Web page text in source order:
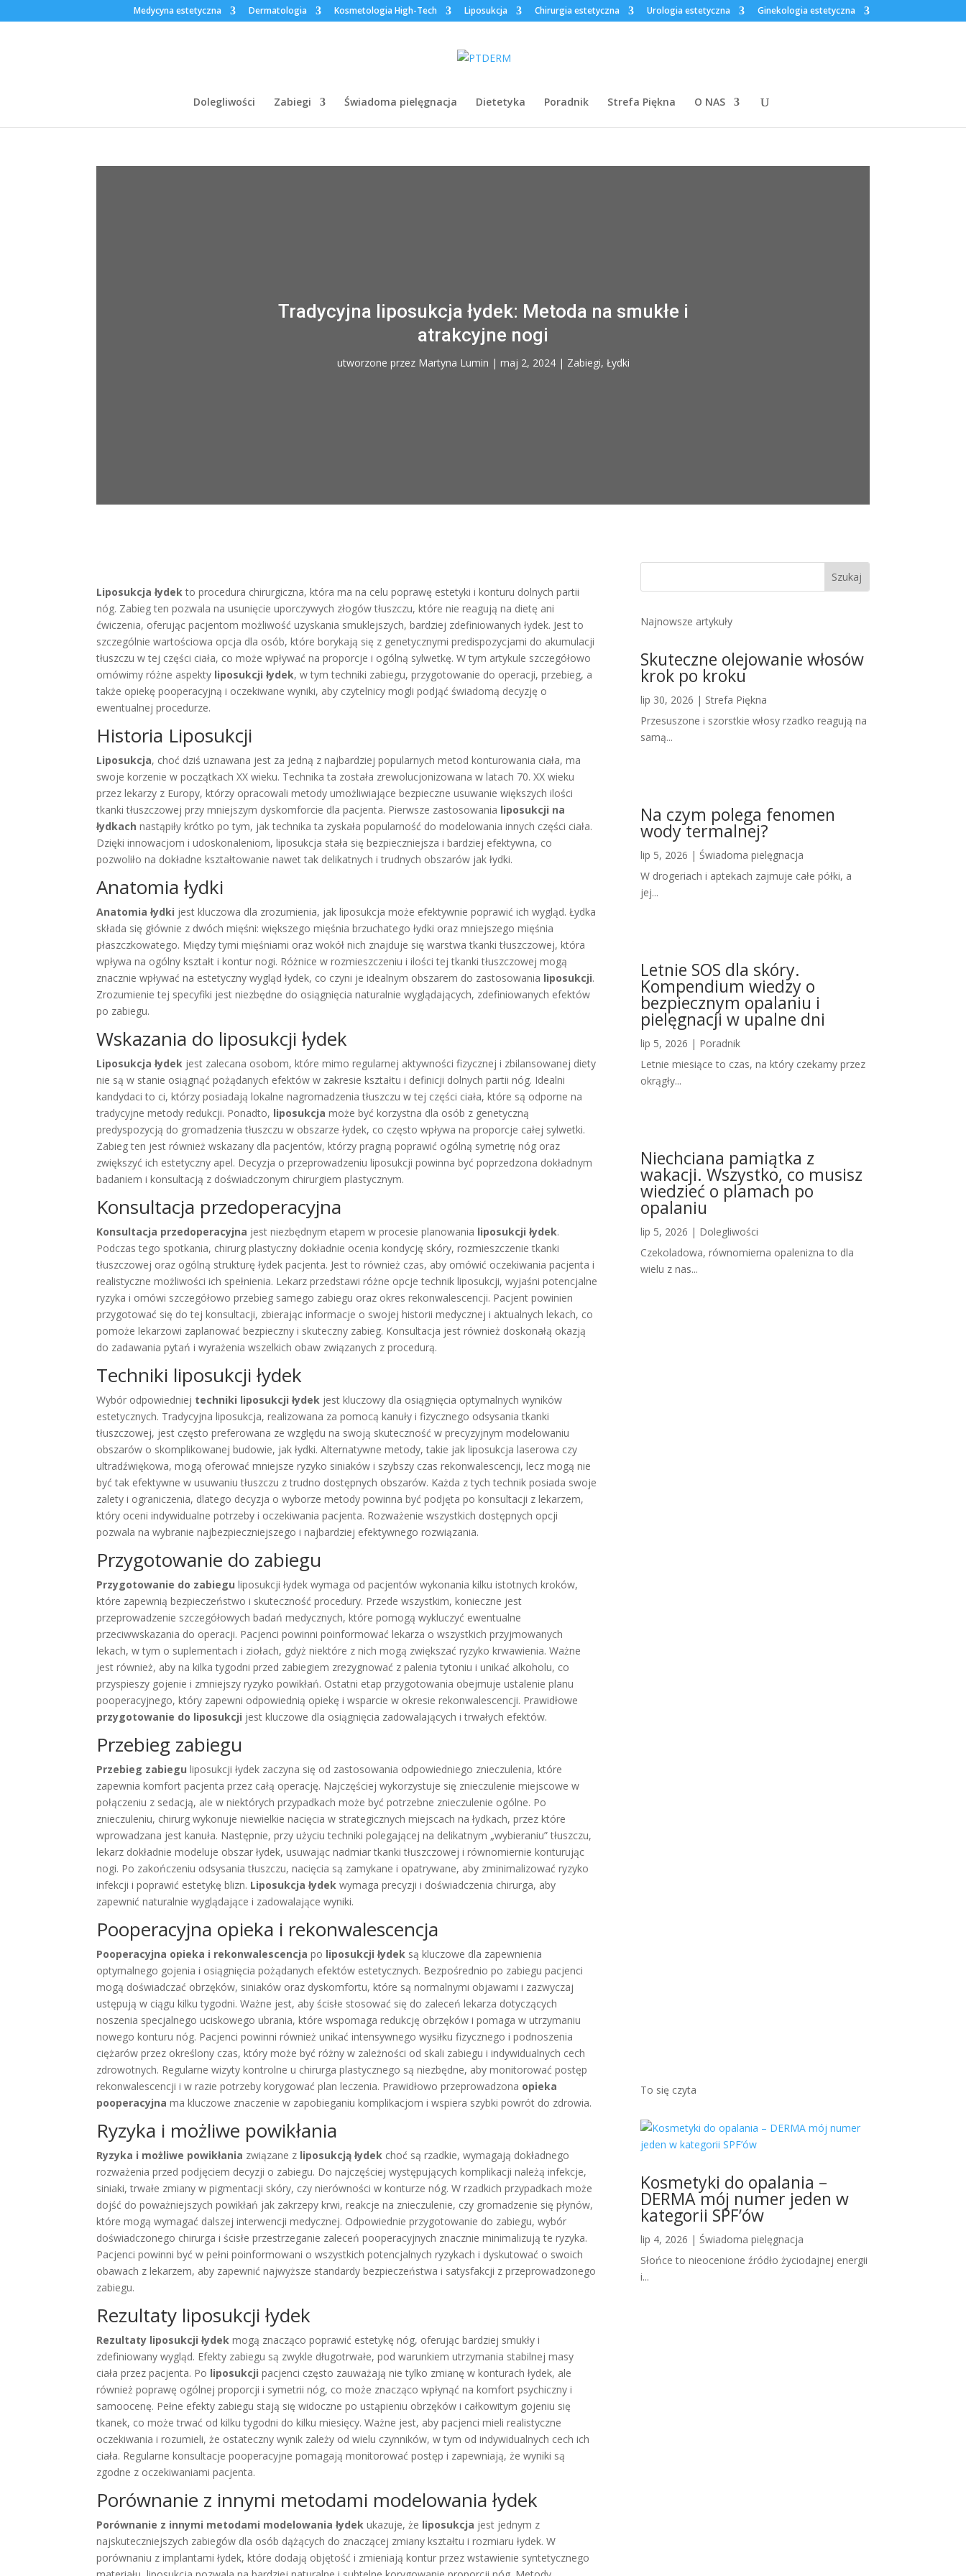
Medycyna estetyczna Dermatologia Kosmetologia High-Tech Liposukcja Chirurgia estetyczna Urologia estetyczna Ginekologia estetyczna
Dolegliwości Zabiegi Świadoma pielęgnacja Dietetyka Poradnik Strefa Piękna O NAS
Tradycyjna liposukcja łydek: Metoda na smukłe i
atrakcyjne nogi
utworzone przez Martyna Lumin | maj 2, 2024| Zabiegi, Łydki
Liposukcja łydekto procedura chirurgiczna, która ma na celu poprawę estetyki i konturu dolnych partii
nóg. Zabieg ten pozwala na usunięcie uporczywych złogów tłuszczu, które nie reagują na dietę ani
ćwiczenia, oferując pacjentom możliwość uzyskania smuklejszych, bardziej zdefiniowanych łydek. Jest to
szczególnie wartościowa opcja dla osób, które borykają się z genetycznymi predispozycjami do akumulacji
tłuszczu w tej części ciała, co może wpływać na proporcje i ogólną sylwetkę. W tym artykule szczegółowo
omówimy różne aspekty liposukcji łydek, w tym techniki zabiegu, przygotowanie do operacji, przebieg, a
także opiekę pooperacyjną i oczekiwane wyniki, aby czytelnicy mogli podjąć świadomą decyzję o
ewentualnej procedurze.
Historia Liposukcji
Liposukcja, choć dziś uznawana jest za jedną z najbardziej popularnych metod konturowania ciała, ma
swoje korzenie w początkach XX wieku. Technika ta została zrewolucjonizowana w latach 70. XX wieku
przez lekarzy z Europy, którzy opracowali metody umożliwiające bezpieczne usuwanie większych ilości
tkanki tłuszczowej przy mniejszym dyskomforcie dla pacjenta. Pierwsze zastosowania liposukcji na
łydkach nastąpiły krótko po tym, jak technika ta zyskała popularność do modelowania innych części ciała.
Dzięki innowacjom i udoskonaleniom, liposukcja stała się bezpieczniejsza i bardziej efektywna, co
pozwoliło na dokładne kształtowanie nawet tak delikatnych i trudnych obszarów jak łydki.
Anatomia łydki
Anatomia łydki jest kluczowa dla zrozumienia, jak liposukcja może efektywnie poprawić ich wygląd. Łydka
składa się głównie z dwóch mięśni: większego mięśnia brzuchatego łydki oraz mniejszego mięśnia
płaszczkowatego. Między tymi mięśniami oraz wokół nich znajduje się warstwa tkanki tłuszczowej, która
wpływa na ogólny kształt i kontur nogi. Różnice w rozmieszczeniu i ilości tej tkanki tłuszczowej mogą
znacznie wpływać na estetyczny wygląd łydek, co czyni je idealnym obszarem do zastosowania liposukcji.
Zrozumienie tej specyfiki jest niezbędne do osiągnięcia naturalnie wyglądających, zdefiniowanych efektów
po zabiegu.
Wskazania do liposukcji łydek
Liposukcja łydek jest zalecana osobom, które mimo regularnej aktywności fizycznej i zbilansowanej diety
nie są w stanie osiągnąć pożądanych efektów w zakresie kształtu i definicji dolnych partii nóg. Idealni
kandydaci to ci, którzy posiadają lokalne nagromadzenia tłuszczu w tej części ciała, które są odporne na
tradycyjne metody redukcji. Ponadto, liposukcja może być korzystna dla osób z genetyczną
predyspozycją do gromadzenia tłuszczu w obszarze łydek, co często wpływa na proporcje całej sylwetki.
Zabieg ten jest również wskazany dla pacjentów, którzy pragną poprawić ogólną symetrię nóg oraz
zwiększyć ich estetyczny apel. Decyzja o przeprowadzeniu liposukcji powinna być poprzedzona dokładnym
badaniem i konsultacją z doświadczonym chirurgiem plastycznym.
Konsultacja przedoperacyjna
Konsultacja przedoperacyjna jest niezbędnym etapem w procesie planowania liposukcji łydek.
Podczas tego spotkania, chirurg plastyczny dokładnie ocenia kondycję skóry, rozmieszczenie tkanki
tłuszczowej oraz ogólną strukturę łydek pacjenta. Jest to również czas, aby omówić oczekiwania pacjenta i
realistyczne możliwości ich spełnienia. Lekarz przedstawi różne opcje technik liposukcji, wyjaśni potencjalne
ryzyka i omówi szczegółowo przebieg samego zabiegu oraz okres rekonwalescencji. Pacjent powinien
przygotować się do tej konsultacji, zbierając informacje o swojej historii medycznej i aktualnych lekach, co
pomoże lekarzowi zaplanować bezpieczny i skuteczny zabieg. Konsultacja jest również doskonałą okazją
do zadawania pytań i wyrażenia wszelkich obaw związanych z procedurą.
Techniki liposukcji łydek
Wybór odpowiedniej techniki liposukcji łydek jest kluczowy dla osiągnięcia optymalnych wyników
estetycznych. Tradycyjna liposukcja, realizowana za pomocą kanuły i fizycznego odsysania tkanki
tłuszczowej, jest często preferowana ze względu na swoją skuteczność w precyzyjnym modelowaniu
obszarów o skomplikowanej budowie, jak łydki. Alternatywne metody, takie jak liposukcja laserowa czy
ultradźwiękowa, mogą oferować mniejsze ryzyko siniaków i szybszy czas rekonwalescencji, lecz mogą nie
być tak efektywne w usuwaniu tłuszczu z trudno dostępnych obszarów. Każda z tych technik posiada swoje
zalety i ograniczenia, dlatego decyzja o wyborze metody powinna być podjęta po konsultacji z lekarzem,
który oceni indywidualne potrzeby i oczekiwania pacjenta. Rozważenie wszystkich dostępnych opcji
pozwala na wybranie najbezpieczniejszego i najbardziej efektywnego rozwiązania.
Przygotowanie do zabiegu
Przygotowanie do zabiegu liposukcji łydek wymaga od pacjentów wykonania kilku istotnych kroków,
które zapewnią bezpieczeństwo i skuteczność procedury. Przede wszystkim, konieczne jest
przeprowadzenie szczegółowych badań medycznych, które pomogą wykluczyć ewentualne
przeciwwskazania do operacji. Pacjenci powinni poinformować lekarza o wszystkich przyjmowanych
lekach, w tym o suplementach i ziołach, gdyż niektóre z nich mogą zwiększać ryzyko krwawienia. Ważne
jest również, aby na kilka tygodni przed zabiegiem zrezygnować z palenia tytoniu i unikać alkoholu, co
przyspieszy gojenie i zmniejszy ryzyko powikłań. Ostatni etap przygotowania obejmuje ustalenie planu
pooperacyjnego, który zapewni odpowiednią opiekę i wsparcie w okresie rekonwalescencji. Prawidłowe
przygotowanie do liposukcji jest kluczowe dla osiągnięcia zadowalających i trwałych efektów.
Przebieg zabiegu
Przebieg zabiegu liposukcji łydek zaczyna się od zastosowania odpowiedniego znieczulenia, które
zapewnia komfort pacjenta przez całą operację. Najczęściej wykorzystuje się znieczulenie miejscowe w
połączeniu z sedacją, ale w niektórych przypadkach może być potrzebne znieczulenie ogólne. Po
znieczuleniu, chirurg wykonuje niewielkie nacięcia w strategicznych miejscach na łydkach, przez które
wprowadzana jest kanuła. Następnie, przy użyciu techniki polegającej na delikatnym „wybieraniu” tłuszczu,
lekarz dokładnie modeluje obszar łydek, usuwając nadmiar tkanki tłuszczowej i równomiernie konturując
nogi. Po zakończeniu odsysania tłuszczu, nacięcia są zamykane i opatrywane, aby zminimalizować ryzyko
infekcji i poprawić estetykę blizn. Liposukcja łydek wymaga precyzji i doświadczenia chirurga, aby
zapewnić naturalnie wyglądające i zadowalające wyniki.
Pooperacyjna opieka i rekonwalescencja
Pooperacyjna opieka i rekonwalescencja po liposukcji łydek są kluczowe dla zapewnienia
optymalnego gojenia i osiągnięcia pożądanych efektów estetycznych. Bezpośrednio po zabiegu pacjenci
mogą doświadczać obrzęków, siniaków oraz dyskomfortu, które są normalnymi objawami i zazwyczaj
ustępują w ciągu kilku tygodni. Ważne jest, aby ścisłe stosować się do zaleceń lekarza dotyczących
noszenia specjalnego uciskowego ubrania, które wspomaga redukcję obrzęków i pomaga w utrzymaniu
nowego konturu nóg. Pacjenci powinni również unikać intensywnego wysiłku fizycznego i podnoszenia
ciężarów przez określony czas, który może być różny w zależności od skali zabiegu i indywidualnych cech
zdrowotnych. Regularne wizyty kontrolne u chirurga plastycznego są niezbędne, aby monitorować postęp
rekonwalescencji i w razie potrzeby korygować plan leczenia. Prawidłowo przeprowadzona opieka
pooperacyjna ma kluczowe znaczenie w zapobieganiu komplikacjom i wspiera szybki powrót do zdrowia.
Ryzyka i możliwe powikłania
Ryzyka i możliwe powikłania związane z liposukcją łydek choć są rzadkie, wymagają dokładnego
rozważenia przed podjęciem decyzji o zabiegu. Do najczęściej występujących komplikacji należą infekcje,
siniaki, trwałe zmiany w pigmentacji skóry, czy nierówności w konturze nóg. W rzadkich przypadkach może
dojść do poważniejszych powikłań jak zakrzepy krwi, reakcje na znieczulenie, czy gromadzenie się płynów,
które mogą wymagać dalszej interwencji medycznej. Odpowiednie przygotowanie do zabiegu, wybór
doświadczonego chirurga i ścisłe przestrzeganie zaleceń pooperacyjnych znacznie minimalizują te ryzyka.
Pacjenci powinni być w pełni poinformowani o wszystkich potencjalnych ryzykach i dyskutować o swoich
obawach z lekarzem, aby zapewnić najwyższe standardy bezpieczeństwa i satysfakcji z przeprowadzonego
zabiegu.
Rezultaty liposukcji łydek
Rezultaty liposukcji łydek mogą znacząco poprawić estetykę nóg, oferując bardziej smukły i
zdefiniowany wygląd. Efekty zabiegu są zwykle długotrwałe, pod warunkiem utrzymania stabilnej masy
ciała przez pacjenta. Po liposukcji pacjenci często zauważają nie tylko zmianę w konturach łydek, ale
również poprawę ogólnej proporcji i symetrii nóg, co może znacząco wpłynąć na komfort psychiczny i
samoocenę. Pełne efekty zabiegu stają się widoczne po ustąpieniu obrzęków i całkowitym gojeniu się
tkanek, co może trwać od kilku tygodni do kilku miesięcy. Ważne jest, aby pacjenci mieli realistyczne
oczekiwania i rozumieli, że ostateczny wynik zależy od wielu czynników, w tym od indywidualnych cech ich
ciała. Regularne konsultacje pooperacyjne pomagają monitorować postęp i zapewniają, że wyniki są
zgodne z oczekiwaniami pacjenta.
Porównanie z innymi metodami modelowania łydek
Porównanie z innymi metodami modelowania łydek ukazuje, że liposukcja jest jednym z
najskuteczniejszych zabiegów dla osób dążących do znaczącej zmiany kształtu i rozmiaru łydek. W
porównaniu z implantami łydek, które dodają objętość i zmieniają kontur przez wstawienie syntetycznego
Najnowsze artykuły
Skuteczne olejowanie włosów
krok po kroku
lip 30, 2026 | Strefa Piękna
Przesuszone i szorstkie włosy rzadko reagują na
samą...
Na czym polega fenomen
wody termalnej?
lip 5, 2026 | Świadoma pielęgnacja
W drogeriach i aptekach zajmuje całe półki, a
jej...
Letnie SOS dla skóry.
Kompendium wiedzy o
bezpiecznym opalaniu i
pielęgnacji w upalne dni
lip 5, 2026 | Poradnik
Letnie miesiące to czas, na który czekamy przez
okrągły...
Niechciana pamiątka z
wakacji. Wszystko, co musisz
wiedzieć o plamach po
opalaniu
lip 5, 2026 | Dolegliwości
Czekoladowa, równomierna opalenizna to dla
wielu z nas...
To się czyta
Kosmetyki do opalania –
DERMA mój numer jeden w
kategorii SPF’ów
lip 4, 2026 | Świadoma pielęgnacja
Słońce to nieocenione źródło życiodajnej energii
i...